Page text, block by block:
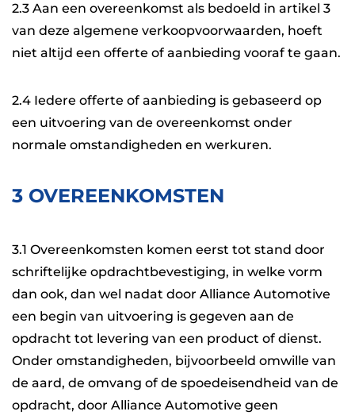
2.3 Aan een overeenkomst als bedoeld in artikel 3
van deze algemene verkoopvoorwaarden, hoeft
niet altijd een offerte of aanbieding vooraf te gaan.
2.4 Iedere offerte of aanbieding is gebaseerd op
een uitvoering van de overeenkomst onder
normale omstandigheden en werkuren.
3 OVEREENKOMSTEN
3.1 Overeenkomsten komen eerst tot stand door
schriftelijke opdrachtbevestiging, in welke vorm
dan ook, dan wel nadat door Alliance Automotive
een begin van uitvoering is gegeven aan de
opdracht tot levering van een product of dienst.
Onder omstandigheden, bijvoorbeeld omwille van
de aard, de omvang of de spoedeisendheid van de
opdracht, door Alliance Automotive geen